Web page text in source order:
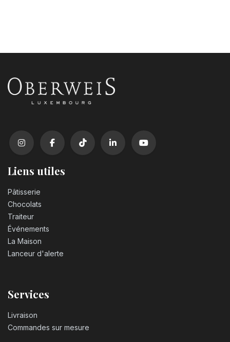
Liens utiles
Pâtisserie
Chocolats
Traiteur
Événements
La Maison
Lanceur d'alerte
Services
Livraison
Commandes sur mesure